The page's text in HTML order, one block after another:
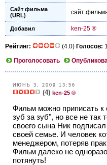
Сайт фильма
(URL)
сайт
Добавил ken-25 ®
Рейтинг: (4.0) Голосов: 1
Проголосовать
ИЮНЬ 3, 2009 13:56
(4) ken-25 ®
Фильм можно приписать к
зуб за зуб", но все не так
своего сына Ник
своей семье. И человек
менеджером, потеряв
Фильм далеко не
потянуть!